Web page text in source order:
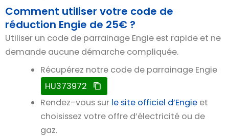
Comment utiliser votre code de
réduction Engie de 25€ ?
Utiliser un code de parrainage Engie est rapide et ne
demande aucune démarche compliquée.
Récupérez notre code de parrainage Engie
HU373972
Rendez-vous sur le site officiel d’Engie et
choisissez votre offre d’électricité ou de
gaz.